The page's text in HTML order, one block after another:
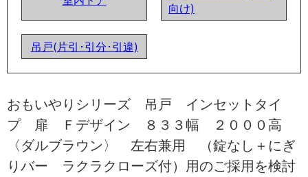
向け)
吊戸(片引･引分･引違)
おもいやりシリーズ 吊戸 インセットタイ
プ 扉 Ｆデザイン ８３３幅 ２０００高
〈ダルブラウン〉 左右兼用 （錠なし＋にぎ
りバー ラクラクローズ付）用のご採用を検討